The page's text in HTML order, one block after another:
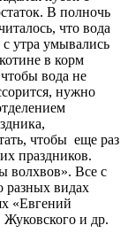
В полночь
что вода
утра умывались
в корм
вода не
нужно
чтобы еще раз
праздников.
волхвов». Все с
разных видах
«Евгений
и др.